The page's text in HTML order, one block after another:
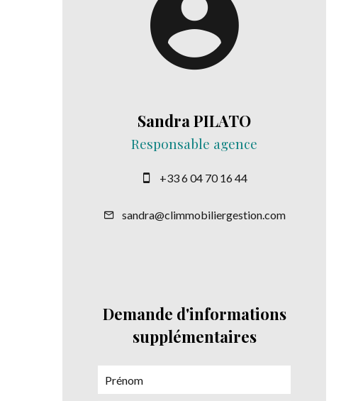
Sandra PILATO
Responsable agence
+33 6 04 70 16 44
sandra@climmobiliergestion.com
Demande d'informations
supplémentaires